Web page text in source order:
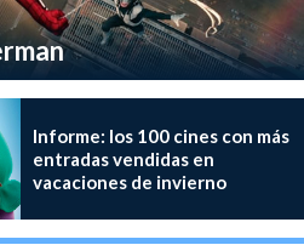
Informe: los 100 cines con más
entradas vendidas en
vacaciones de invierno